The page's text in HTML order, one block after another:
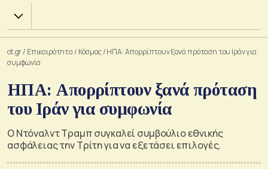
Χ.Α.
ot.gr/ Επικαιρότητα / Κόσμος/ΗΠΑ: Απορρίπτουν ξανά πρόταση του Ιράν για
συμφωνία
ΗΠΑ: Απορρίπτουν ξανά πρόταση
του Ιράν για συμφωνία
Ο Ντόναλντ Τραμπ συγκαλεί συμβούλιο εθνικής
ασφάλειας την Τρίτη για να εξετάσει επιλογές.